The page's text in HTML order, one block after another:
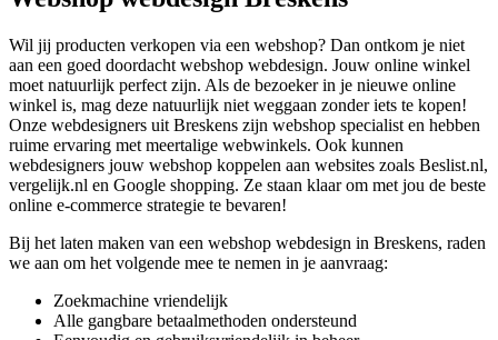
Wil jij producten verkopen via een webshop? Dan ontkom je niet
aan een goed doordacht webshop webdesign. Jouw online winkel
moet natuurlijk perfect zijn. Als de bezoeker in je nieuwe online
winkel is, mag deze natuurlijk niet weggaan zonder iets te kopen!
Onze webdesigners uit Breskens zijn webshop specialist en hebben
ruime ervaring met meertalige webwinkels. Ook kunnen
webdesigners jouw webshop koppelen aan websites zoals Beslist.nl,
vergelijk.nl en Google shopping. Ze staan klaar om met jou de beste
online e-commerce strategie te bevaren!
Bij het laten maken van een webshop webdesign in Breskens, raden
we aan om het volgende mee te nemen in je aanvraag:
Zoekmachine vriendelijk
Alle gangbare betaalmethoden ondersteund